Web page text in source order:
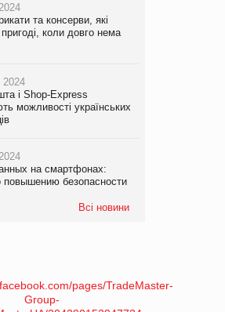
та консерви, які
коли довго нема
2024
і Shop-Express
можливості українських
на смартфонах:
повышению безопасности
Всі новини